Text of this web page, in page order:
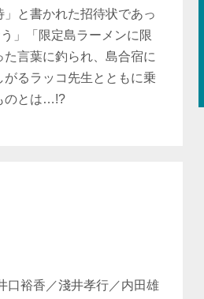
と書かれた招待状であっ
」「限定島ラーメンに限
言葉に釣られ、島合宿に
るラッコ先生とともに乗
のとは…!?
口裕香／淺井孝行／内田雄